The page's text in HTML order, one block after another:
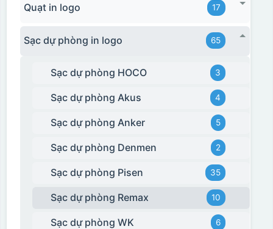
Quạt in logo 17
Sạc dự phòng in logo 65
Sạc dự phòng HOCO 3
Sạc dự phòng Akus 4
Sạc dự phòng Anker 5
Sạc dự phòng Denmen 2
Sạc dự phòng Pisen 35
Sạc dự phòng Remax 10
Sạc dự phòng WK 6